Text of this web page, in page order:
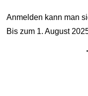
Anmelden kann man
Bis zum 1. August